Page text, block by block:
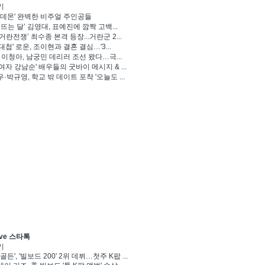
몬' 완벽한 비주얼 주인공들
뜨는 달’ 김영대, 표예진에 깜짝 고백...
란전쟁’ 최수종 본격 등장...거란군 2...
첩' 로운, 조이현과 결혼 결심…'3...
이청아, 남궁민 데리러 조선 왔다…극...
자 강남순' 배우들의 굿바이 메시지 & ...
·박규영, 학교 밖 데이트 포착 '오늘도 ...
스타톡
든', '빌보드 200' 2위 데뷔…첫주 K팝 ...